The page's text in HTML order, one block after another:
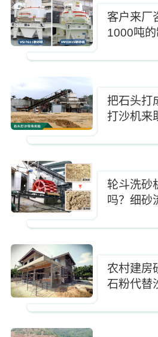
https://www.zhishaji.cn/Upload/Editor/
客户来厂
1000吨
https://www.zhishaji.cn/Upload/Editor/
把石头打
打沙机来
https://www.zhishaji.cn/Upload/Editor/
轮斗洗砂
吗？细砂
https://www.zhishaji.cn/Upload/Editor/
农村建房
石粉代替